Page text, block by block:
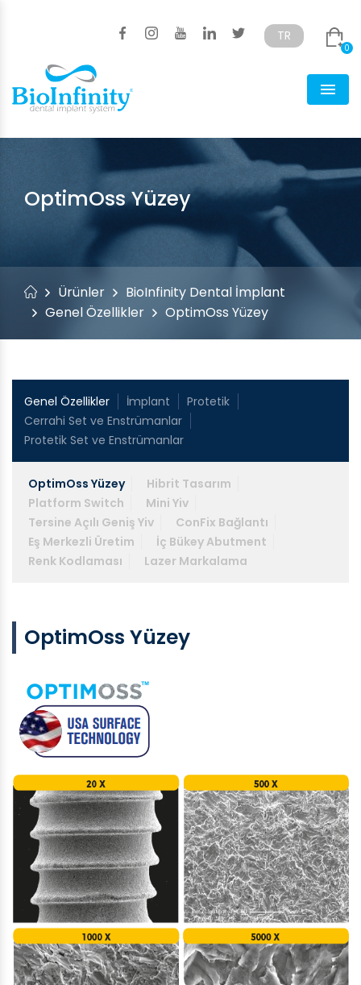
TR
0
OptimOss Yüzey
Ürünler
BioInfinity Dental İmplant
Genel Özellikler
OptimOss Yüzey
Genel Özellikler İmplant
Protetik
Cerrahi Set ve Enstrümanlar
Protetik Set ve Enstrümanlar
OptimOss Yüzey
Hibrit Tasarım
Platform Switch
Mini Yiv
Tersine Açılı Geniş Yiv
ConFix Bağlantı
Eş Merkezli Üretim
İç Bükey Abutment
Renk Kodlaması
Lazer Markalama
OptimOss Yüzey